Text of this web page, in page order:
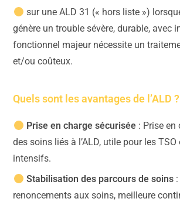
sur une ALD 31 (« hors liste »)
génère un trouble sévère, durable, avec
fonctionnel majeur nécessite un
et/ou coûteux.
Quels sont les avantages de l’ALD ?
Prise en charge sécurisée: Prise en
des soins liés à l’ALD, utile pour les
intensifs.
Stabilisation des parcours de soins:
renoncements aux soins, meilleure